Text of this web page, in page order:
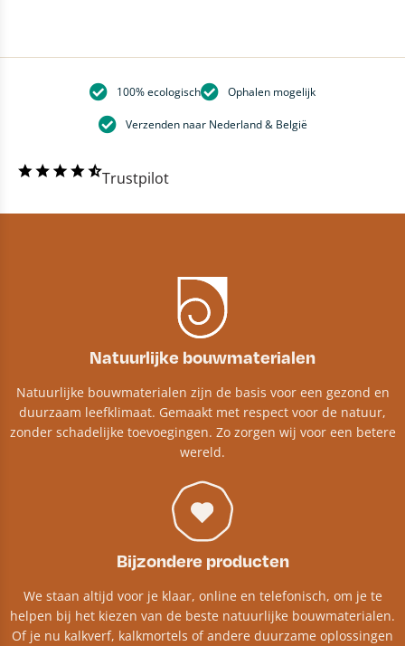
100% ecologisch Ophalen mogelijk
Verzenden naar Nederland & België
Trustpilot
Natuurlijke bouwmaterialen
Natuurlijke bouwmaterialen zijn de basis voor een gezond en
duurzaam leefklimaat. Gemaakt met respect voor de natuur,
zonder schadelijke toevoegingen. Zo zorgen wij voor een betere
wereld.
Bijzondere producten
We staan altijd voor je klaar, online en telefonisch, om je te
helpen bij het kiezen van de beste natuurlijke bouwmaterialen.
Of je nu kalkverf, kalkmortels of andere duurzame oplossingen